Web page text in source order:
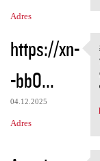
Adres
https://xn-
-bb0...
04.12.2025
Adres